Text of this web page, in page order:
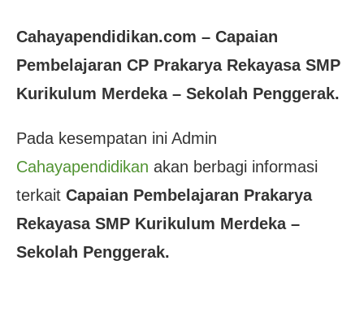
Cahayapendidikan.com – Capaian
Pembelajaran CP Prakarya Rekayasa SMP
Kurikulum Merdeka – Sekolah Penggerak.
Pada kesempatan ini Admin
Cahayapendidikan akan berbagi informasi
terkait Capaian Pembelajaran Prakarya
Rekayasa SMP Kurikulum Merdeka –
Sekolah Penggerak.